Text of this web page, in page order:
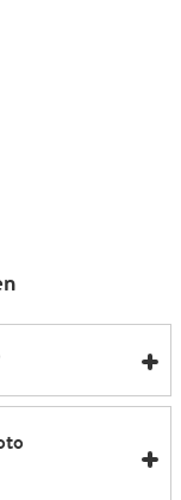
het filter op
sepia.